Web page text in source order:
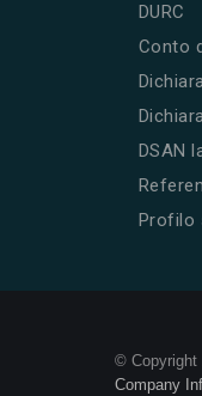
DURC
Conto
DSAN
Profilo
© Copyright
Company